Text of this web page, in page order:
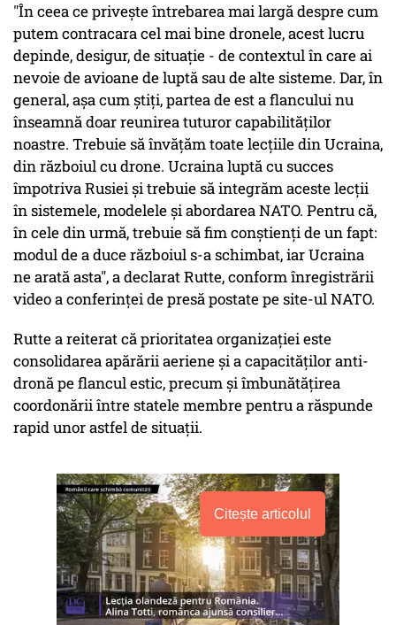
"În ceea ce priveşte întrebarea mai largă despre cum
putem contracara cel mai bine dronele, acest lucru
depinde, desigur, de situaţie - de contextul în care ai
nevoie de avioane de luptă sau de alte sisteme. Dar, în
general, aşa cum ştiţi, partea de est a flancului nu
înseamnă doar reunirea tuturor capabilităţilor
noastre. Trebuie să învăţăm toate lecţiile din Ucraina,
din războiul cu drone. Ucraina luptă cu succes
împotriva Rusiei şi trebuie să integrăm aceste lecţii
în sistemele, modelele şi abordarea NATO. Pentru că,
în cele din urmă, trebuie să fim conştienţi de un fapt:
modul de a duce războiul s-a schimbat, iar Ucraina
ne arată asta", a declarat Rutte, conform înregistrării
video a conferinţei de presă postate pe site-ul NATO.
Rutte a reiterat că prioritatea organizaţiei este
consolidarea apărării aeriene şi a capacităţilor anti-
dronă pe flancul estic, precum şi îmbunătăţirea
coordonării între statele membre pentru a răspunde
rapid unor astfel de situaţii.
Citește articolul